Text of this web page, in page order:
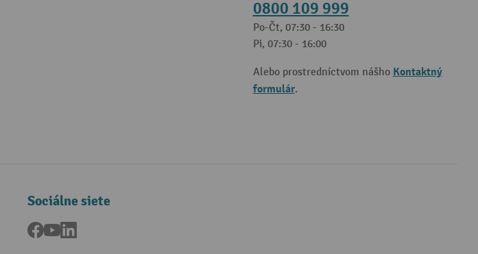
0800 109 999
Po-Čt, 07:30 - 16:30
Pi, 07:30 - 16:00
Alebo prostredníctvom nášho Kontaktný
formulár.
Sociálne siete
Facebook
YouTube